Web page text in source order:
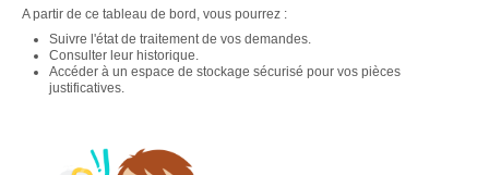
A partir de ce tableau de bord, vous pourrez :
Suivre l'état de traitement de vos demandes.
Consulter leur historique.
Accéder à un espace de stockage sécurisé pour vos pièces
justificatives.